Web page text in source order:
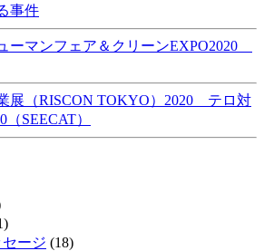
事件
ーマンフェア＆クリーンEXPO2020
展（RISCON TOKYO）2020 テロ対
SEECAT）
ージ (18)